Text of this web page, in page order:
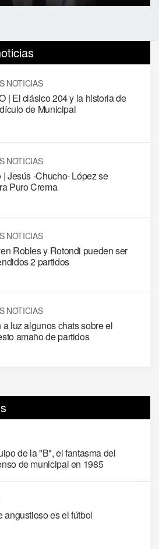
NOTICIAS
| El clásico 204 y la historia de
de Municipal
NOTICIAS
| Jesús -Chucho- López se
Puro Crema
NOTICIAS
Robles y Rotondi pueden ser
2 partidos
NOTICIAS
a luz algunos chats sobre el
amaño de partidos
de la "B", el fantasma del
de municipal en 1985
angustioso es el fútbol